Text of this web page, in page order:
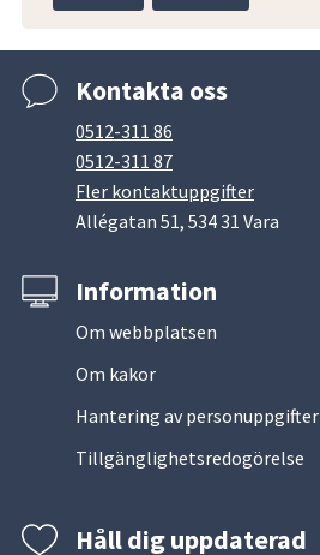
Kontakta oss
0512-311 86
0512-311 87
Fler kontaktuppgifter
Allégatan 51, 534 31 Vara
Information
Om webbplatsen
Om kakor
Hantering av personuppgifter
Tillgänglighetsredogörelse
Håll dig uppdaterad